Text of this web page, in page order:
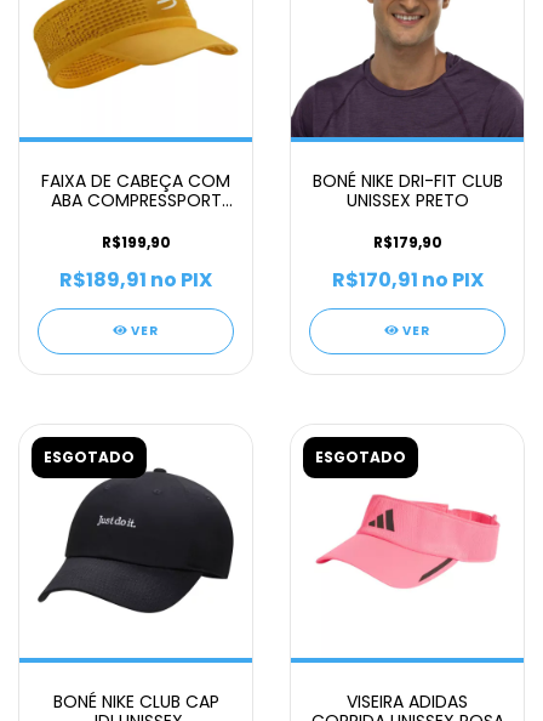
FAIXA DE CABEÇA COM
ABA COMPRESSPORT
LARANJA
R$199,90
R$189,91 no PIX
VER
BONÉ NIKE DRI-FIT CLUB
UNISSEX PRETO
R$179,90
R$170,91 no PIX
VER
ESGOTADO
BONÉ NIKE CLUB CAP
ESGOTADO
VISEIRA ADIDAS